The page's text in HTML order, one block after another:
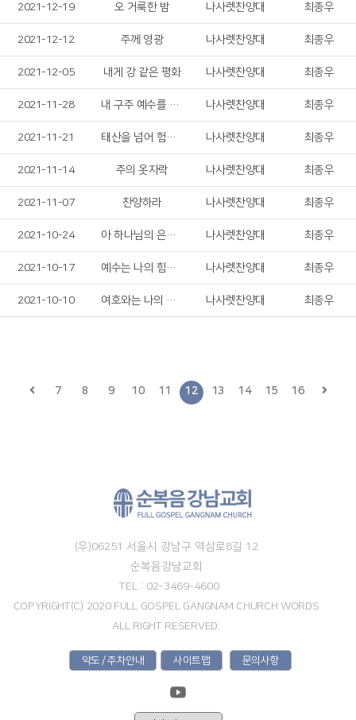
2021-12-19 오 거룩한 밤 나사렛찬양대 최종우
2021-12-12 주께 영광 나사렛찬양대 최종우
2021-12-05 내게 강 같은 평화 나사렛찬양대 최종우
2021-11-28 내 구주 예수를 더욱 사랑 나사렛찬양대 최종우
2021-11-21 태산을 넘어 험곡에 가도 나사렛찬양대 최종우
2021-11-14 주의 옷자락 나사렛찬양대 최종우
2021-11-07 찬양하라 나사렛찬양대 최종우
2021-10-24 아 하나님의 은혜로 나사렛찬양대 최종우
2021-10-17 예수는 나의 힘이요 나사렛찬양대 최종우
2021-10-10 여호와는 나의 목자 나사렛찬양대 최종우
7 8 9 10 11 12 13 14 15 16
(우)06251 서울시 강남구 역삼로8길 12
순복음강남교회
TEL : 02-3469-4600
COPYRIGHT(C) 2020 FULL GOSPEL GANGNAM CHURCH WORDS
ALL RIGHT RESERVED.
약도 / 주차안내 사이트맵 문의사항